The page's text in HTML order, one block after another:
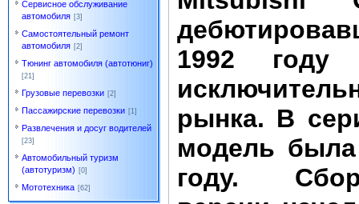
Сервисное обслуживание
автомобиля [3]
Самостоятельный ремонт
автомобиля [2]
Тюнинг автомобиля (автотюниг)
[21]
Грузовые перевозки [2]
Пассажирские перевозки [1]
Развлечения и досуг водителей
[23]
Автомобильный туризм
(автотуризм) [0]
Мототехника [62]
1992 году
рынка. В
модель
году.